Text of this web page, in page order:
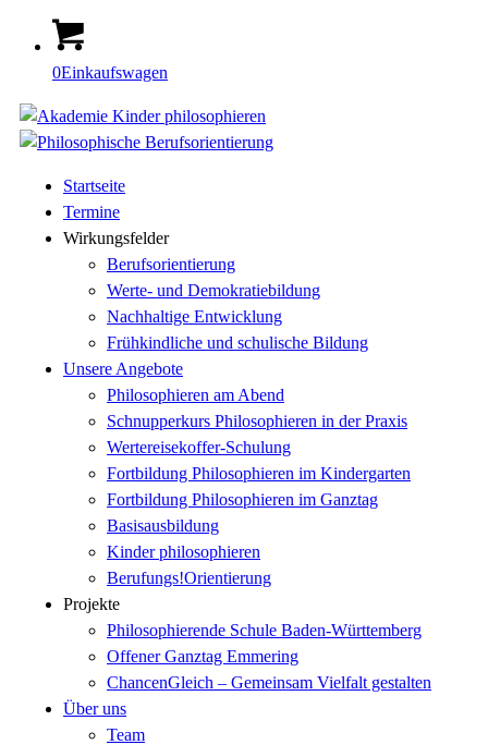
0Einkaufswagen
Startseite
Termine
Wirkungsfelder
Berufsorientierung
Werte- und Demokratiebildung
Nachhaltige Entwicklung
Frühkindliche und schulische Bildung
Unsere Angebote
Philosophieren am Abend
Schnupperkurs Philosophieren in der Praxis
Wertereisekoffer-Schulung
Fortbildung Philosophieren im Kindergarten
Fortbildung Philosophieren im Ganztag
Basisausbildung
Kinder philosophieren
Berufungs!Orientierung
Projekte
Philosophierende Schule Baden-Württemberg
Offener Ganztag Emmering
ChancenGleich – Gemeinsam Vielfalt gestalten
Über uns
Team